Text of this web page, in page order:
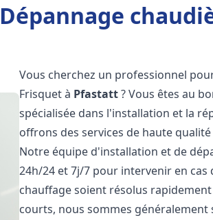
Vous cherchez un professionnel
Frisquet à Pfastatt? Vous êtes au
spécialisée dans l'installation et la
offrons des services de haute
Notre équipe d'installation et de
24h/24 et 7j/7 pour intervenir en
chauffage soient résolus
courts, nous sommes généralement